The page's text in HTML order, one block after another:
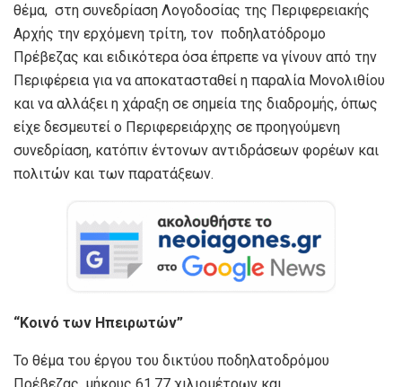
θέμα, στη συνεδρίαση Λογοδοσίας της Περιφερειακής
Αρχής την ερχόμενη τρίτη, τον ποδηλατόδρομο
Πρέβεζας και ειδικότερα όσα έπρεπε να γίνουν από την
Περιφέρεια για να αποκατασταθεί η παραλία Μονολιθίου
και να αλλάξει η χάραξη σε σημεία της διαδρομής, όπως
είχε δεσμευτεί ο Περιφερειάρχης σε προηγούμενη
συνεδρίαση, κατόπιν έντονων αντιδράσεων φορέων και
πολιτών και των παρατάξεων.
“Κοινό των Ηπειρωτών”
Το θέμα του έργου του δικτύου ποδηλατοδρόμου